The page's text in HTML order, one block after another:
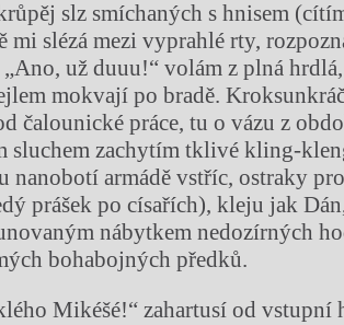
slz smíchaných s hnisem
mi slézá mezi vyprahlé rty,
už duuu!“ volám z plná
mokvají po bradě.
čalounické práce, tu o vázu z
sluchem zachytím tklivé kling-
nanobotí armádě vstříc, ostraky
prášek po císařích), kleju jak
nábytkem nedozírných
bohabojných předků.
Mikéšé!“ zahartusí od vstupní